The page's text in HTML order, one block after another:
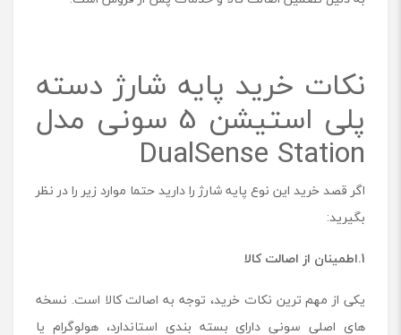
نکات خرید پایه شارژ دسته
پلی استیشن 5 سونی مدل
DualSense Station
اگر قصد خرید این نوع پایه شارژ را دارید حتما موارد زیر را در نظر
بگیرید:
1.اطمینان از اصالت کالا
یکی از مهم ترین نکات خرید، توجه به اصالت کالا است. نسخه
های اصلی سونی دارای بسته بندی استاندارد، هولوگرام یا